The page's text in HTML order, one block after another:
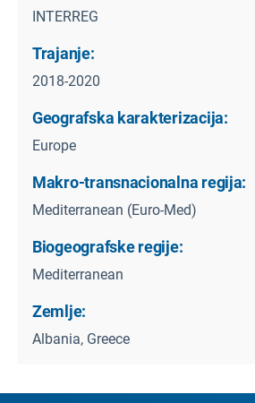
INTERREG
Trajanje:
2018-2020
Geografska karakterizacija:
Europe
Makro-transnacionalna regija:
Mediterranean (Euro-Med)
Biogeografske regije:
Mediterranean
Zemlje:
Albania, Greece